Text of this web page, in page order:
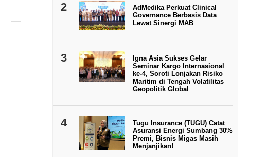
2
AdMedika Perkuat Clinical
Governance Berbasis Data
Lewat Sinergi MAB
3
Igna Asia Sukses Gelar
Seminar Kargo Internasional
ke-4, Soroti Lonjakan Risiko
Maritim di Tengah Volatilitas
Geopolitik Global
4
Tugu Insurance (TUGU) Catat
Asuransi Energi Sumbang 30%
Premi, Bisnis Migas Masih
Menjanjikan!